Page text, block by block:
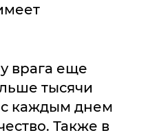
врага еще
тысячи
каждым днем
Также в